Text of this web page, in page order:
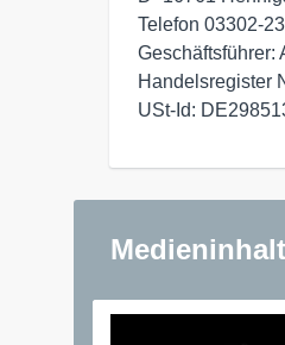
Telefon 03302-
Geschäftsführer:
Handelsregister
USt-Id: